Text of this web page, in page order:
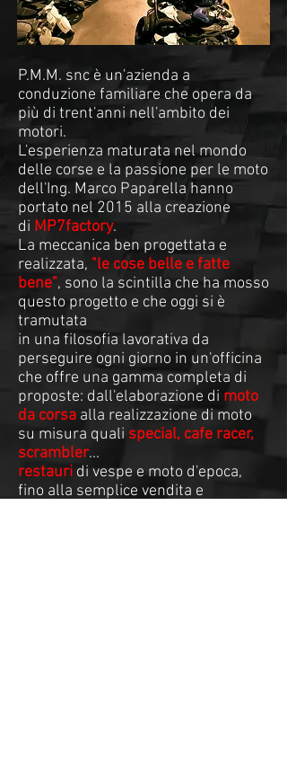
P.M.M. snc è un'azienda a
conduzione familiare che opera da
più di trent'anni nell'ambito dei
motori.
L'esperienza maturata nel mondo
delle corse e la passione per le moto
dell'Ing. Marco Paparella hanno
portato nel 2015 alla creazione
di MP7factory.
La meccanica ben progettata e
realizzata, "le cose belle e fatte
bene", sono la scintilla che ha mosso
questo progetto e che oggi si è
tramutata
in una filosofia lavorativa da
perseguire ogni giorno in un'officina
che offre una gamma completa di
proposte: dall'elaborazione di moto
da corsa alla realizzazione di moto
su misura quali special, cafe racer,
scrambler...
restauri di vespe e moto d'epoca,
fino alla semplice vendita e